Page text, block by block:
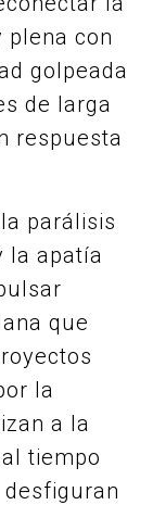
plena con
golpeada
de larga
respuesta
parálisis
la apatía
que
la
a la
tiempo